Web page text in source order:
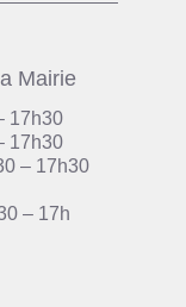
Mairie
17h30
17h30
– 17h30
– 17h